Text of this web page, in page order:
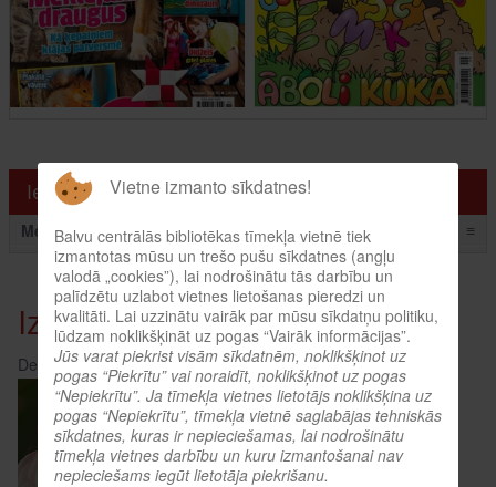
Ieskaties!
Menu ≡
Izstāde "Puķes manā dārzā"
Detaļas: Skatīts: 1997
Vietne izmanto sīkdatnes!
Balvu centrālās bibliotēkas tīmekļa vietnē tiek
izmantotas mūsu un trešo pušu sīkdatnes (angļu
valodā „cookies”), lai nodrošinātu tās darbību un
palīdzētu uzlabot vietnes lietošanas pieredzi un
kvalitāti. Lai uzzinātu vairāk par mūsu sīkdatņu politiku,
lūdzam noklikšķināt uz pogas “Vairāk informācijas”.
Jūs varat piekrist visām sīkdatnēm, noklikšķinot uz
pogas “Piekrītu” vai noraidīt, noklikšķinot uz pogas
“Nepiekrītu”. Ja tīmekļa vietnes lietotājs noklikšķina uz
pogas “Nepiekrītu”, tīmekļa vietnē saglabājas tehniskās
sīkdatnes, kuras ir nepieciešamas, lai nodrošinātu
tīmekļa vietnes darbību un kuru izmantošanai nav
nepieciešams iegūt lietotāja piekrišanu.